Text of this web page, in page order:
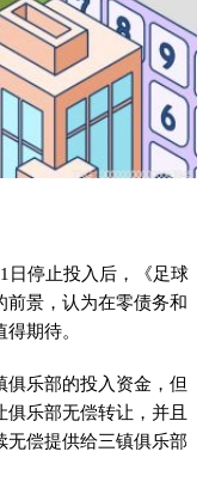
日停止投入后，《足球
前景，认为在零债务和
期待。
乐部的投入资金，但
乐部无偿转让，并且
无偿提供给三镇俱乐部